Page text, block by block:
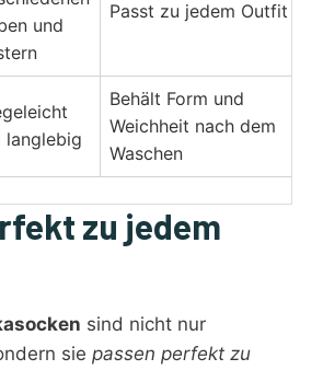
und
Passt zu jedem Outfit
langlebig
Behält Form und
Weichheit nach dem
Waschen
zu jedem
sind nicht nur
sie passen perfekt zu